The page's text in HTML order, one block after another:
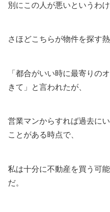
別にこの人が悪いというわ
さほどこちらが物件を探す
「都合がいい時に最寄りの
きて」と言われたが、
営業マンからすれば過去に
ことがある時点で、
私は十分に不動産を買う可
だ。